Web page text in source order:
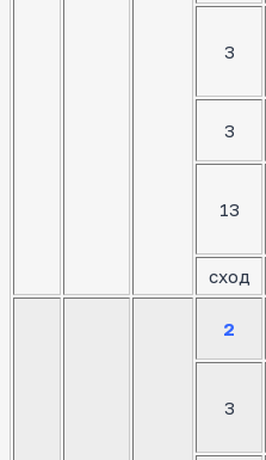
3
3
13
сход
2
3